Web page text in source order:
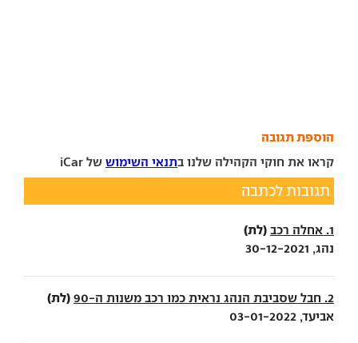
הוספת תגובה
קראו את חוקי הקהילה שלנו בתנאי השימוש של iCar
תגובות לכתבה
1. אחלה רכב (לת)
נהג, 30-12-2021
2. חבל שסביבת הנהג נראית כמו רכב משנות ה-90 (לת)
אביעד, 03-01-2022